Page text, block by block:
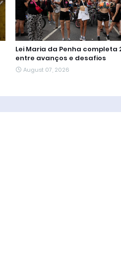
Lei Maria da Penha completa
entre avanços e desafios
August 07, 2026